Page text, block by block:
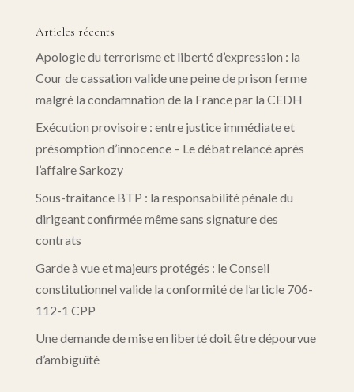
Articles récents
Apologie du terrorisme et liberté d’expression : la
Cour de cassation valide une peine de prison ferme
malgré la condamnation de la France par la CEDH
Exécution provisoire : entre justice immédiate et
présomption d’innocence – Le débat relancé après
l’affaire Sarkozy
Sous-traitance BTP : la responsabilité pénale du
dirigeant confirmée même sans signature des
contrats
Garde à vue et majeurs protégés : le Conseil
constitutionnel valide la conformité de l’article 706-
112-1 CPP
Une demande de mise en liberté doit être dépourvue
d’ambiguïté